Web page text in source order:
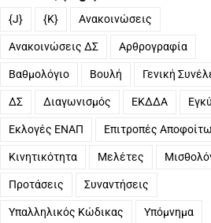
{J} {K} Ανακοινώσεις
Ανακοινώσεις ΔΣ Αρθρογραφία
Βαθμολόγιο Βουλή Γενική
ΔΣ Διαγωνισμός ΕΚΔΔΑ
Εκλογές ΕΝΑΠ Επιτροπές
Κινητικότητα Μελέτες
Προτάσεις Συναντήσεις
Υπαλληλικός Κώδικας Υπόμνημα